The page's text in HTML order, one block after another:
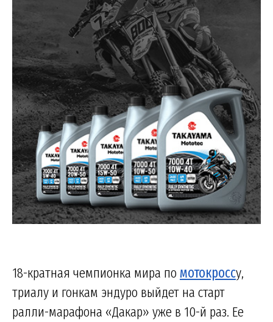
18-кратная чемпионка мира по мотокроссу,
триалу и гонкам эндуро выйдет на старт
ралли-марафона «Дакар» уже в 10-й раз. Ее